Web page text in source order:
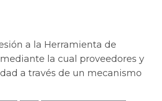
a la Herramienta de
la cual proveedores y
a través de un mecanismo